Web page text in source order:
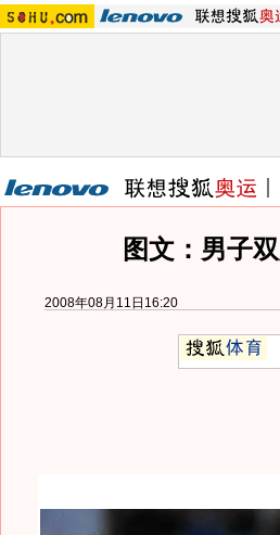
图文：男子
2008年08月11日16:20